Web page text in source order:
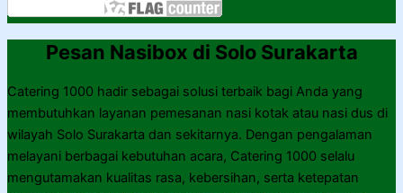
Pesan Nasibox di Solo Surakarta
Catering 1000 hadir sebagai solusi terbaik bagi Anda yang
membutuhkan layanan pemesanan nasi kotak atau nasi dus di
wilayah Solo Surakarta dan sekitarnya. Dengan pengalaman
melayani berbagai kebutuhan acara, Catering 1000 selalu
mengutamakan kualitas rasa, kebersihan, serta ketepatan